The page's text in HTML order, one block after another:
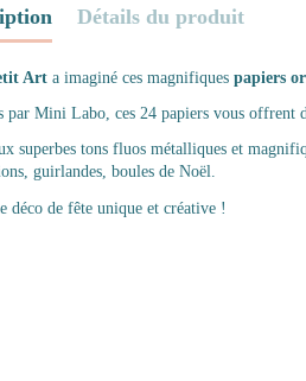
Détails du produit
Art a imaginé ces magnifiques papiers
par Mini Labo, ces 24 papiers vous offrent
superbes tons fluos métalliques et
guirlandes, boules de Noël.
déco de fête unique et créative !